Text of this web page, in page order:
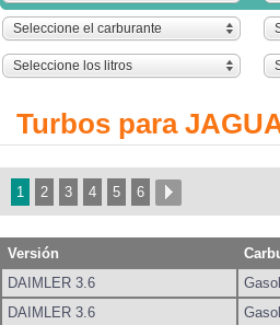
Seleccione el carburante
Seleccione los litros
Turbos para
1 2 3 4 5 6
Versión
DAIMLER 3.6
DAIMLER 3.6